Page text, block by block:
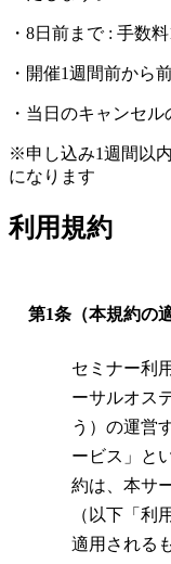
・8日前まで : 手数
・開催1週間前から
・当日のキャンセ
※申し込み1週間以
になります
利用規約
第1条（本規約の
セミナー利
ーサルオス
う）の運営
ービス」と
約は、本サ
（以下「利
適用される